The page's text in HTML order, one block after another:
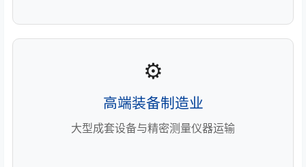
⚙️
高端装备制造业
大型成套设备与精密测量仪器运输